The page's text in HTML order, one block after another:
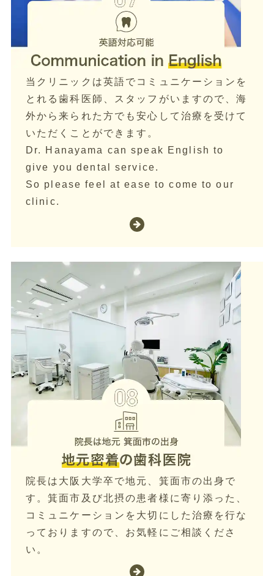
当クリニックは英語でコミュニケーションを
とれる歯科医師、スタッフがいますので、海
外から来られた方でも安心して治療を受けて
いただくことができます。
Dr. Hanayama can speak English to
give you dental service.
So please feel at ease to come to our
clinic.
院長は大阪大学卒で地元、箕面市の出身で
す。箕面市及び北摂の患者様に寄り添った、
コミュニケーションを大切にした治療を行な
っておりますので、お気軽にご相談くださ
い。